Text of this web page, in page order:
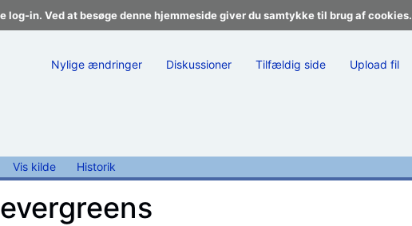
log-in. Ved at besøge denne hjemmeside giver du samtykke til brug af cookies.
Nylige ændringer Diskussioner Tilfældig side Upload fil
Vis kilde Historik